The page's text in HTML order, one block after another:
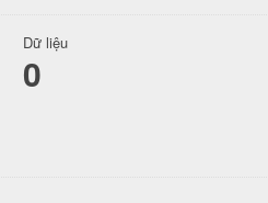
Dữ liệu
0